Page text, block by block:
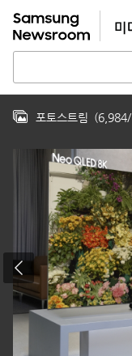
포토스트림 (6,984/